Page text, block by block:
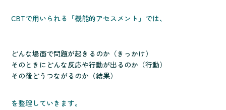
CBTで用いられる「機能的アセスメント」では、
どんな場面で問題が起きるのか（きっかけ）
そのときにどんな反応や行動が出るのか（行動）
その後どうつながるのか（結果）
を整理していきます。